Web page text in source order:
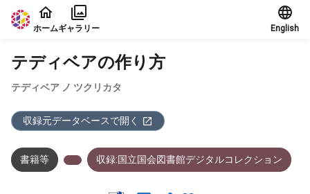
本文に飛ぶ
ホームギャラリー English
テディベアの作り方
テディベア ノ ツクリカタ
収録元データベースで開く
書籍等 収録:国立国会図書館デジタルコレクション